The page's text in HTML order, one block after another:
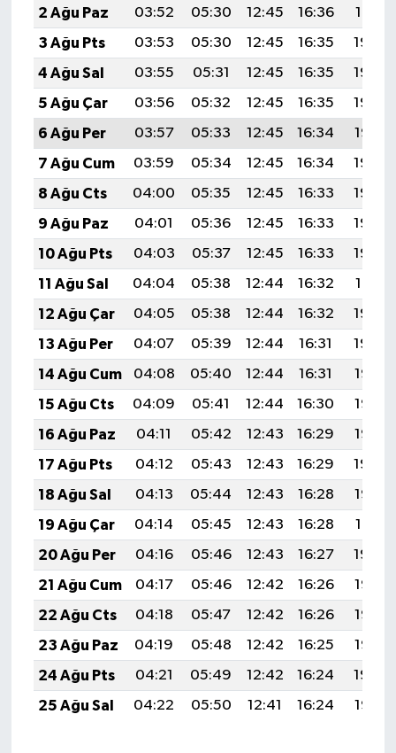
2 Ağu Paz
03:52 05:30 12:45 16:36
19:51
3 Ağu Pts
03:53 05:30 12:45 16:35
19:50
4 Ağu Sal
03:55 05:31 12:45 16:35
19:49
5 Ağu Çar
03:56 05:32 12:45 16:35
19:48
6 Ağu Per
03:57 05:33 12:45 16:34
19:47
7 Ağu Cum
03:59 05:34 12:45 16:34
19:46
8 Ağu Cts
04:00 05:35 12:45 16:33
19:45
9 Ağu Paz
04:01 05:36 12:45 16:33
19:44
10 Ağu Pts
04:03 05:37 12:45 16:33
19:42
11 Ağu Sal
04:04 05:38 12:44 16:32
19:41
12 Ağu Çar
04:05 05:38 12:44 16:32
19:40
13 Ağu Per
04:07 05:39 12:44 16:31
19:39
14 Ağu Cum
04:08 05:40 12:44 16:31
19:38
15 Ağu Cts
04:09 05:41 12:44 16:30
19:36
16 Ağu Paz
04:11 05:42 12:43 16:29
19:35
17 Ağu Pts
04:12 05:43 12:43 16:29
19:34
18 Ağu Sal
04:13 05:44 12:43 16:28
19:32
19 Ağu Çar
04:14 05:45 12:43 16:28
19:31
20 Ağu Per
04:16 05:46 12:43 16:27
19:30
21 Ağu Cum
04:17 05:46 12:42 16:26
19:28
22 Ağu Cts
04:18 05:47 12:42 16:26
19:27
23 Ağu Paz
04:19 05:48 12:42 16:25
19:25
24 Ağu Pts
04:21 05:49 12:42 16:24
19:24
25 Ağu Sal
04:22 05:50 12:41 16:24 19:23